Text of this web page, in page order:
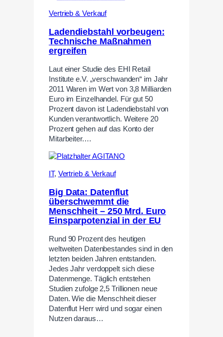
Vertrieb & Verkauf
Ladendiebstahl vorbeugen:
Technische Maßnahmen
ergreifen
Laut einer Studie des EHI Retail
Institute e.V. „verschwanden“ im Jahr
2011 Waren im Wert von 3,8 Milliarden
Euro im Einzelhandel. Für gut 50
Prozent davon ist Ladendiebstahl von
Kunden verantwortlich. Weitere 20
Prozent gehen auf das Konto der
Mitarbeiter.…
IT, Vertrieb & Verkauf
Big Data: Datenflut
überschwemmt die
Menschheit – 250 Mrd. Euro
Einsparpotenzial in der EU
Rund 90 Prozent des heutigen
weltweiten Datenbestandes sind in den
letzten beiden Jahren entstanden.
Jedes Jahr verdoppelt sich diese
Datenmenge. Täglich entstehen
Studien zufolge 2,5 Trillionen neue
Daten. Wie die Menschheit dieser
Datenflut Herr wird und sogar einen
Nutzen daraus…